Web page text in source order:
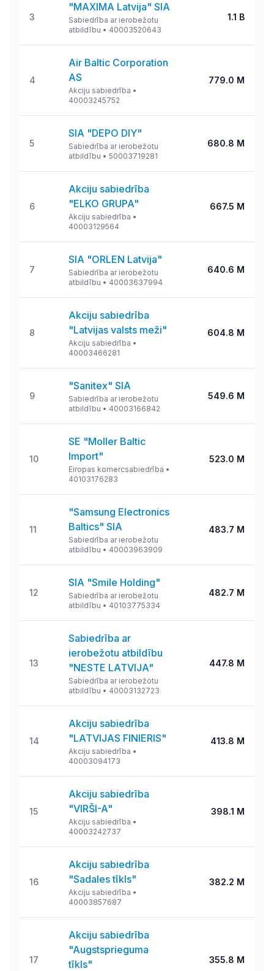
3
"MAXIMA Latvija" SIA
Sabiedrība ar ierobežotu
atbildību • 40003520643
1.1 B
4
Air Baltic Corporation
AS
Akciju sabiedrība •
40003245752
779.0 M
5
SIA "DEPO DIY"
Sabiedrība ar ierobežotu
atbildību • 50003719281
680.8 M
6
Akciju sabiedrība
"ELKO GRUPA"
Akciju sabiedrība •
40003129564
667.5 M
7
SIA "ORLEN Latvija"
Sabiedrība ar ierobežotu
atbildību • 40003637994
640.6 M
8
Akciju sabiedrība
"Latvijas valsts meži"
Akciju sabiedrība •
40003466281
604.8 M
9
"Sanitex" SIA
Sabiedrība ar ierobežotu
atbildību • 40003166842
549.6 M
10
SE "Moller Baltic
Import"
Eiropas komercsabiedrība •
40103176283
523.0 M
11
"Samsung Electronics
Baltics" SIA
Sabiedrība ar ierobežotu
atbildību • 40003963909
483.7 M
12
SIA "Smile Holding"
Sabiedrība ar ierobežotu
atbildību • 40103775334
482.7 M
13
Sabiedrība ar
ierobežotu atbildību
"NESTE LATVIJA"
Sabiedrība ar ierobežotu
atbildību • 40003132723
447.8 M
14
Akciju sabiedrība
"LATVIJAS FINIERIS"
Akciju sabiedrība •
40003094173
413.8 M
15
Akciju sabiedrība
"VIRŠI-A"
Akciju sabiedrība •
40003242737
398.1 M
16
Akciju sabiedrība
"Sadales tīkls"
Akciju sabiedrība •
40003857687
382.2 M
17
Akciju sabiedrība
"Augstsprieguma
tīkls"
355.8 M